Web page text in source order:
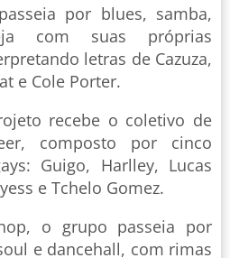
por blues, samba,
com suas próprias
letras de Cazuza,
e Cole Porter.
recebe o coletivo de
composto por cinco
Guigo, Harlley, Lucas
e Tchelo Gomez.
o grupo passeia por
e dancehall, com rimas